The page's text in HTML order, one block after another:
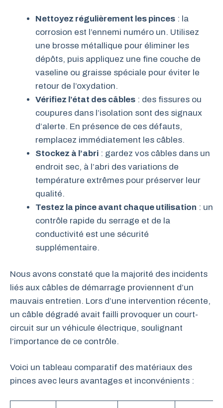
Nettoyez régulièrement les pinces : la
corrosion est l’ennemi numéro un. Utilisez
une brosse métallique pour éliminer les
dépôts, puis appliquez une fine couche de
vaseline ou graisse spéciale pour éviter le
retour de l’oxydation.
Vérifiez l’état des câbles : des fissures ou
coupures dans l’isolation sont des signaux
d’alerte. En présence de ces défauts,
remplacez immédiatement les câbles.
Stockez à l’abri : gardez vos câbles dans un
endroit sec, à l’abri des variations de
température extrêmes pour préserver leur
qualité.
Testez la pince avant chaque utilisation : un
contrôle rapide du serrage et de la
conductivité est une sécurité
supplémentaire.
Nous avons constaté que la majorité des incidents
liés aux câbles de démarrage proviennent d’un
mauvais entretien. Lors d’une intervention récente,
un câble dégradé avait failli provoquer un court-
circuit sur un véhicule électrique, soulignant
l’importance de ce contrôle.
Voici un tableau comparatif des matériaux des
pinces avec leurs avantages et inconvénients :